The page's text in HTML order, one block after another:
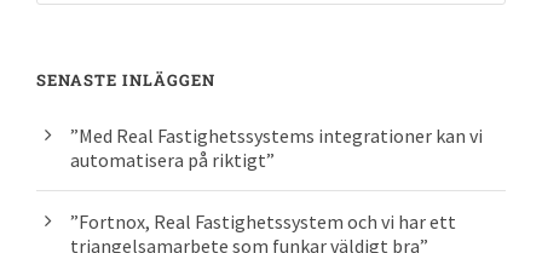
SENASTE INLÄGGEN
”Med Real Fastighetssystems integrationer kan vi
automatisera på riktigt”
”Fortnox, Real Fastighetssystem och vi har ett
triangelsamarbete som funkar väldigt bra”